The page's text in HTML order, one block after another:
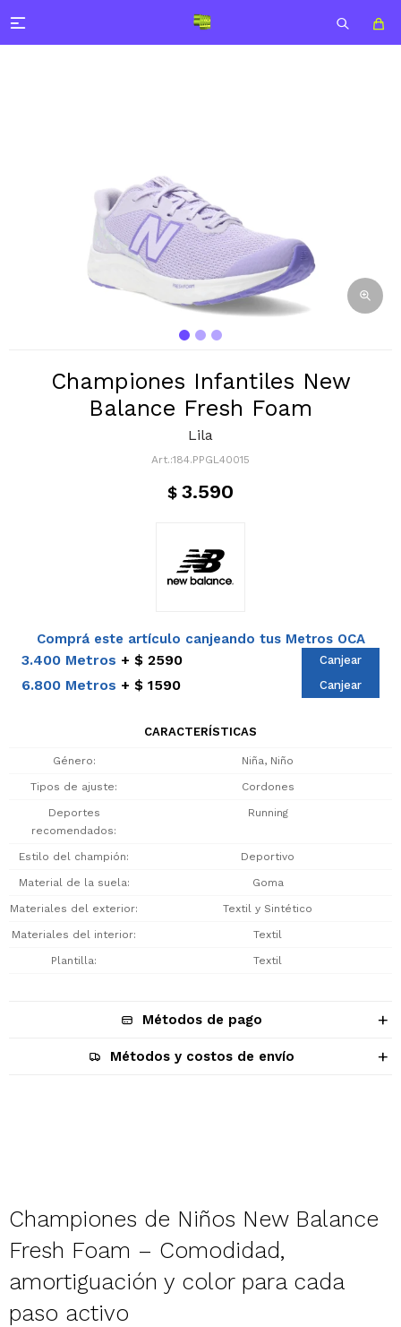

Championes Infantiles New
Balance Fresh Foam
Lila
184.PPGL40015
$ 3.590
Comprá este artículo canjeando tus Metros OCA
3.400 Metros $ 2590 Canjear
6.800 Metros $ 1590 Canjear
CARACTERÍSTICAS
Género Niña, Niño
Tipos de ajuste Cordones
Deportes
recomendados
Running
Estilo del champión Deportivo
Material de la suela Goma
Materiales del exterior Textil y Sintético
Materiales del interior Textil
Plantilla Textil
Métodos de pago
Métodos y costos de envío
Championes de Niños New Balance
Fresh Foam – Comodidad,
amortiguación y color para cada
paso activo